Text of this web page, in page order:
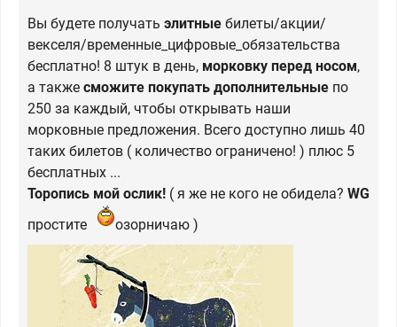
Вы будете получать элитные билеты/акции/
векселя/временные_цифровые_обязательства
бесплатно! 8 штук в день, морковку перед носом,
а также сможите покупать дополнительные по
250 за каждый, чтобы открывать наши
морковные предложения. Всего доступно лишь 40
таких билетов ( количество ограничено! ) плюс 5
бесплатных ...
Торопись мой ослик! ( я же не кого не обидела? WG
простите
озорничаю )